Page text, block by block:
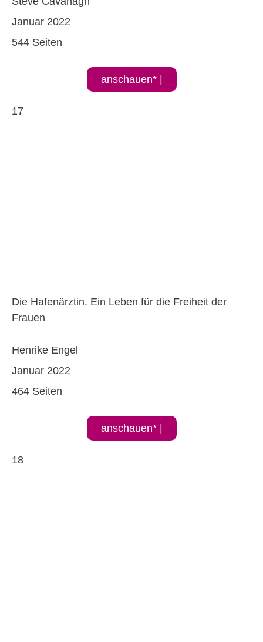
Januar 2022
544 Seiten
anschauen* |
17
Die Hafenärztin. Ein Leben für die Freiheit der
Frauen
Henrike Engel
Januar 2022
464 Seiten
anschauen* |
18